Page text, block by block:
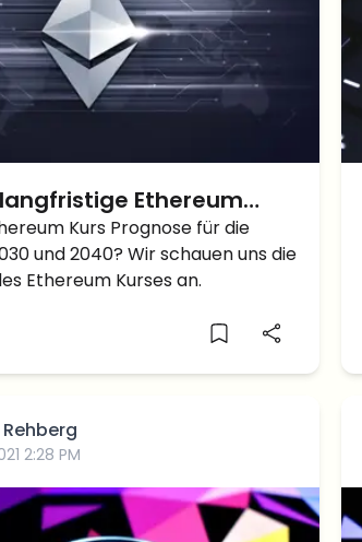
Ethereum
Wo steht ETH 2025,
Kurs Prognose für die
und 2040? Wir schauen uns die
Ethereum Kurses an.
2:28 PM